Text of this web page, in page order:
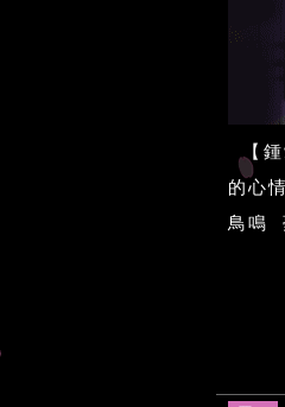
【鍾
的心
鳥鳴